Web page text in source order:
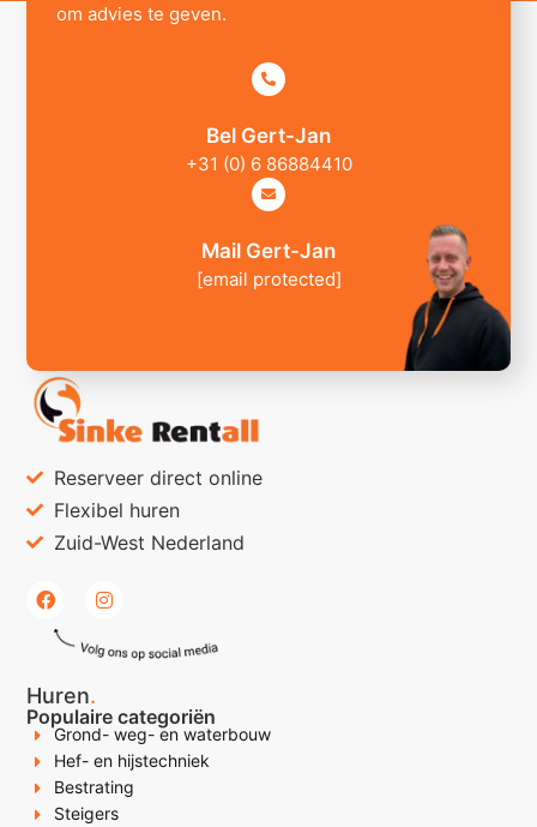
Reserveer direct online
Flexibel huren
Zuid-West Nederland
Huren.
Populaire categoriën
Grond- weg- en waterbouw
Hef- en hijstechniek
Bestrating
Steigers
om advies te geven.
Bel Gert-Jan
+31 (0) 6 86884410
Mail Gert-Jan
[email protected]